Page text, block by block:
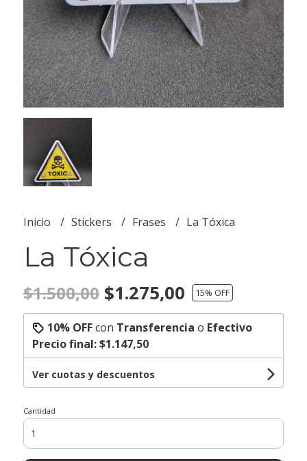
Inicio Stickers Frases La Tóxica
La Tóxica
$1.500,00$1.275,00 15% OFF
10% OFFcon Transferencia o Efectivo
Precio final:$1.147,50
Ver cuotas y descuentos
Cantidad